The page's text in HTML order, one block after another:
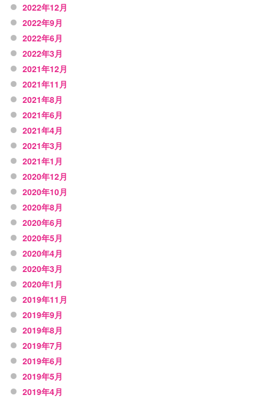
2022年12月
2022年9月
2022年6月
2022年3月
2021年12月
2021年11月
2021年8月
2021年6月
2021年4月
2021年3月
2021年1月
2020年12月
2020年10月
2020年8月
2020年6月
2020年5月
2020年4月
2020年3月
2020年1月
2019年11月
2019年9月
2019年8月
2019年7月
2019年6月
2019年5月
2019年4月